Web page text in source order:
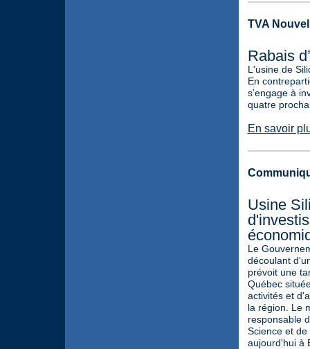
TVA
Rabais
L'usine de
En
s’engage à
quatre
En savoir
Usine
Le
découlant
prévoit une
Québec
activités et
la région. Le
responsable
Science et
aujourd'hui à